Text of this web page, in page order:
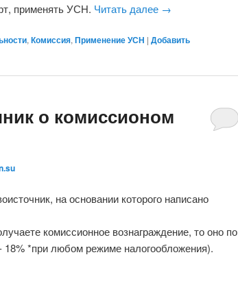
применять УСН. Читать далее →
, Комиссия, Применение УСН | Добавить
о комиссионом
на основании которого написано
комиссионное вознаграждение, то оно по
*при любом режиме налогообложения).